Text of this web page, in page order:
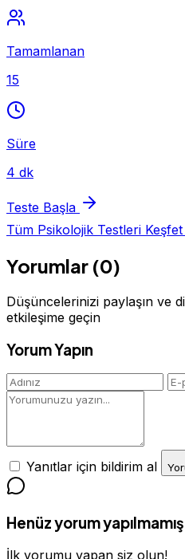
Tamamlanan
15
Süre
4 dk
Teste Başla
Tüm Psikolojik Testleri Keşfet
Yorumlar (0)
Düşüncelerinizi paylaşın ve
etkileşime geçin
Yorum Yapın
Yanıtlar için bildirim al
Henüz yorum yapılmamış
İlk yorumu yapan siz olun!